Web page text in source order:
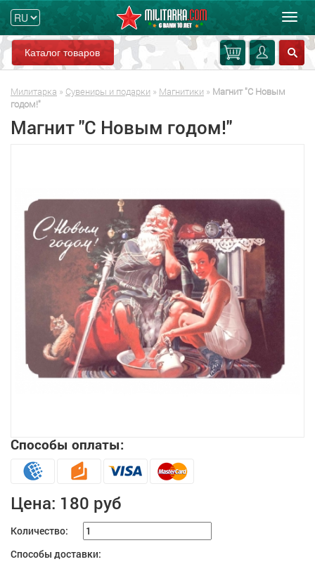
Каталог товаров
Милитарка » Сувениры и подарки » Магнитики » Магнит "С Новым
годом!"
Магнит "С Новым годом!"
Способы оплаты:
Цена: 180 руб
Количество:
Способы доставки: